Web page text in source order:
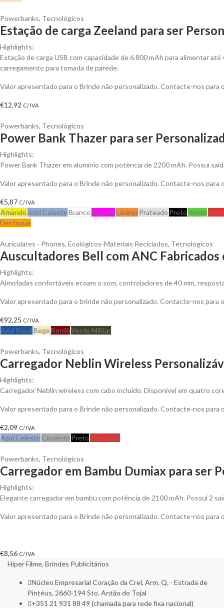
Powerbanks, Tecnológicos
Estação de carga Zeeland para ser
Highlights:
Estação de carga USB com capacidade de 6.800 mAh para alimentar
carregamento para tomada de parede.
Valor apresentado para o Brinde não personalizado. Contacte-nos
€12,92 C/ IVA
Powerbanks, Tecnológicos
Power Bank Thazer para ser
Highlights:
Power Bank Thazer em alumínio com potência de 2200 mAh. Possuí
Valor apresentado para o Brinde não personalizado. Contacte-nos
€5,87 C/ IVA
AmareloAzul CelesteBrancoFuchsiaLaranja Prateado PretoVerde
Destaque
Auriculares - Phones, Ecológicos-Materiais Reciclados, Tecnológicos
Auscultadores Bell com ANC
Highlights:
Almofadas confortáveis ecoam o som, controladores de 40 mm,
Valor apresentado para o brinde não personalizado. Contacte-nos
€92,25 C/ IVA
Azul RoyalBegeBordôVerde Militar
Powerbanks, Tecnológicos
Carregador Neblin Wireless
Highlights:
Carregador Neblin wireless com cabo incluído. Disponível em quatro
Valor apresentado para o Brinde não personalizado. Contacte-nos
€2,09 C/ IVA
Azul Celeste Cinzento PretoVermelho
Powerbanks, Tecnológicos
Carregador em Bambu Dumiax para ser
Highlights:
Elegante carregador em bambu com potência de 2100 mAh. Possuí 2
Valor apresentado para o Brinde não personalizado. Contacte-nos
€8,56 C/ IVA
Hiper Filme, Brindes Publicitários
Núcleo Empresarial Coração da Crel, Arm. Q. - Estrada de
Pintéus, 2660-194 Sto. Antão do Tojal
+351 21 931 88 49 (chamada para rede fixa nacional)